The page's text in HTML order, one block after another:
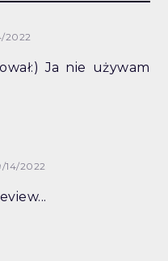
2022
Ja nie używam
14/2022